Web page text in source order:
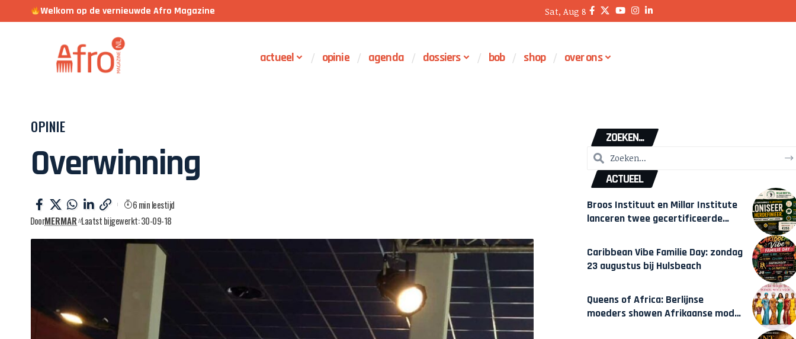
Welkom op de vernieuwde Afro Magazine Sat, Aug 8
actueel opinie agenda dossiers bob shop over ons
OPINIE
Overwinning
DoorMERMAR Laatst bijgewerkt: 30-09-18
6 min leestijd
ZOEKEN...
ACTUEEL
Broos Instituut en Millar Institute
lanceren twee gecertificeerde
Amsterdam
Caribbean Vibe Familie Day: zondag
23 augustus bij Hulsbeach
Queens of Africa: Berlijnse
moeders showen Afrikaanse mode